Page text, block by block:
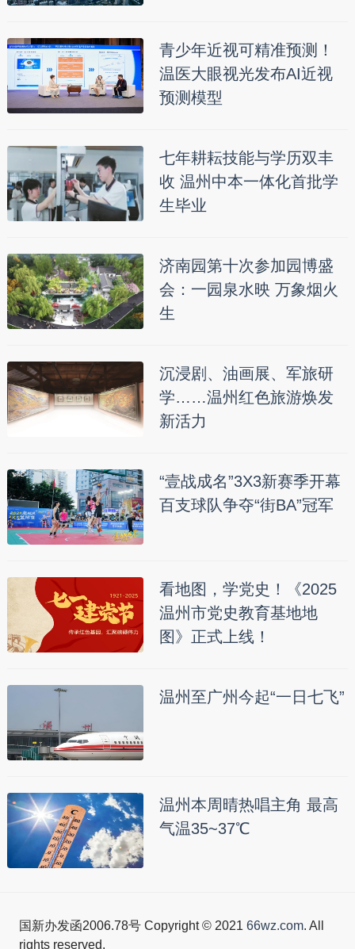
青少年近视可精准预测！
温医大眼视光发布AI近视
预测模型
七年耕耘技能与学历双丰
收 温州中本一体化首批学
生毕业
济南园第十次参加园博盛
会：一园泉水映 万象烟火
生
沉浸剧、油画展、军旅研
学……温州红色旅游焕发
新活力
“壹战成名”3X3新赛季开幕
百支球队争夺“街BA”冠军
看地图，学党史！《2025
温州市党史教育基地地
图》正式上线！
温州至广州今起“一日七飞”
温州本周晴热唱主角 最高
气温35~37℃
国新办发函2006.78号 Copyright © 2021 66wz.com. All
rights reserved.